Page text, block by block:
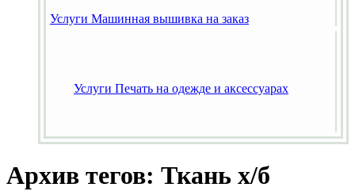
Услуги Машинная вышивка на заказ
Услуги Печать на одежде и аксессуарах
Архив тегов: Ткань х/б